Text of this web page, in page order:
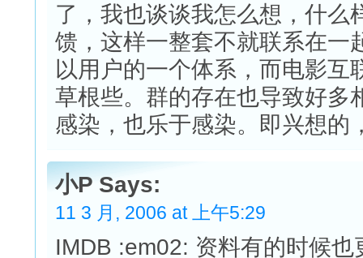
了，我也谈谈我怎么想，什么
馈，这样一整套不就联系在一
以用户的一个体系，而电影
草根些。群的存在也导致好多
感染，也乐于感染。即兴想的
小P Says:
11 3 月, 2006 at 上午5:29
IMDB :em02: 资料有的时候